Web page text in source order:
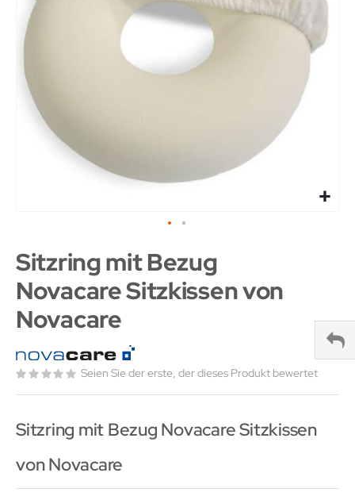
Sitzring mit Bezug
Novacare Sitzkissen von
Novacare
Seien Sie der erste, der dieses Produkt bewertet
Sitzring mit Bezug Novacare Sitzkissen
von Novacare